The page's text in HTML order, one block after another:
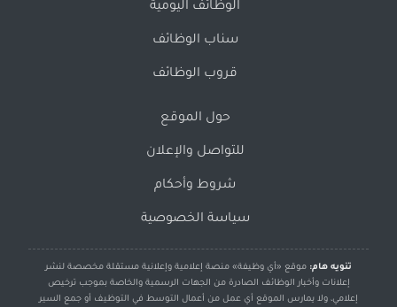
الوظائف اليومية
سناب الوظائف
قروب الوظائف
حول الموقع
للتواصل والإعلان
شروط وأحكام
سياسة الخصوصية
تنويه هام: موقع «أي وظيفة» منصة إعلامية وإعلانية مستقلة مخصصة لنشر
إعلانات وأخبار الوظائف الصادرة من الجهات الرسمية والخاصة بموجب ترخيص
إعلامي، ولا يمارس الموقع أي عمل من أعمال التوسط في التوظيف أو جمع السير